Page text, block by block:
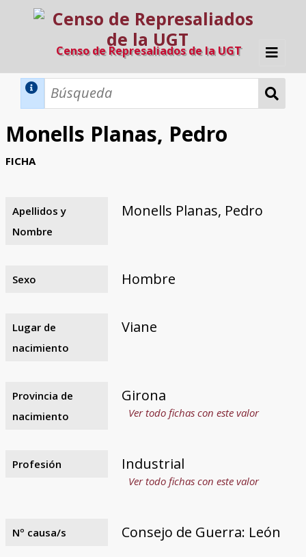
Censo de Represaliados de la UGT
Inicio
Búsqueda Dinámica
Búsqueda Avanzada
Razones y objetivos
El equipo
Colaboradores
Fuentes documentales
Monells Planas, Pedro
FICHA
Apellidos y
Nombre
Monells Planas, Pedro
Sexo Hombre
Lugar de
nacimiento
Viane
Provincia de
nacimiento
Girona
Ver todo fichas con este valor
Profesión Industrial
Ver todo fichas con este valor
Nº causa/s Consejo de Guerra: León